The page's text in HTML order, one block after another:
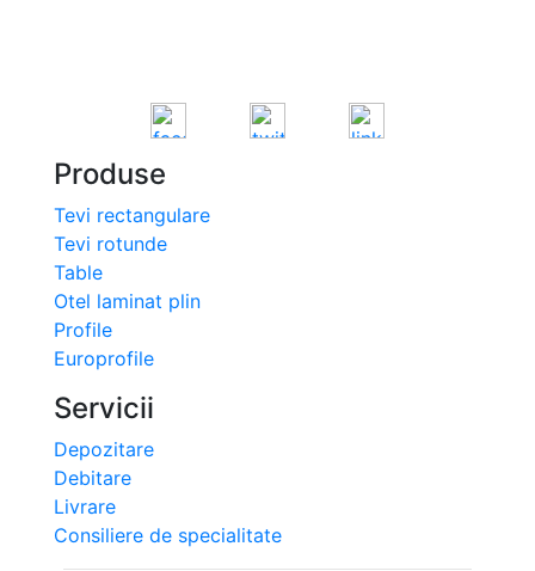
Produse
Tevi rectangulare
Tevi rotunde
Table
Otel laminat plin
Profile
Europrofile
Servicii
Depozitare
Debitare
Livrare
Consiliere de specialitate